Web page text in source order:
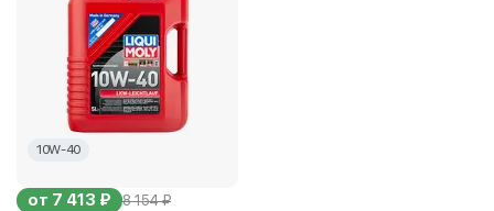
10W-40
от 7 413 ₽ 8 154 ₽